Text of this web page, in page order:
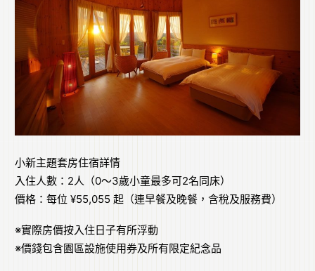
小新主題套房住宿詳情
入住人數：2人（0～3歲小童最多可2名同床）
價格：每位 ¥55,055 起（連早餐及晚餐，含稅及服務費）
※實際房價按入住日子有所浮動
※價錢包含園區設施使用券及所有限定紀念品